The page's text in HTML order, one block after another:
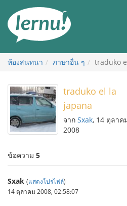
สารบัญ
ห้องสนทนา ภาษาอื่น ๆ traduko
traduko el la
japana
จาก Sxak, 14 ตุลาค
2008
ข้อความ 5
Sxak (แสดงโปรไฟล์)
14 ตุลาคม 2008, 02:58:07